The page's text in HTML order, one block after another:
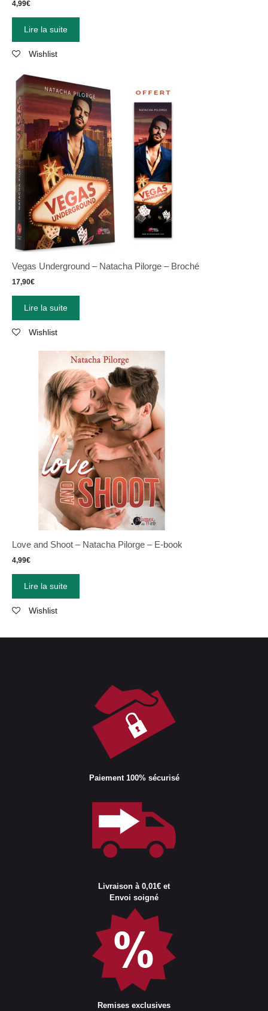
4,99€
Lire la suite
Wishlist
Vegas Underground – Natacha Pilorge – Broché
17,90€
Lire la suite
Wishlist
Love and Shoot – Natacha Pilorge – E-book
4,99€
Lire la suite
Wishlist
Paiement 100% sécurisé
Livraison à 0,01€ et
Envoi soigné
Remises exclusives